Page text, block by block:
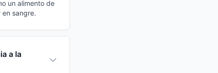
un alimento de
sangre.
a la